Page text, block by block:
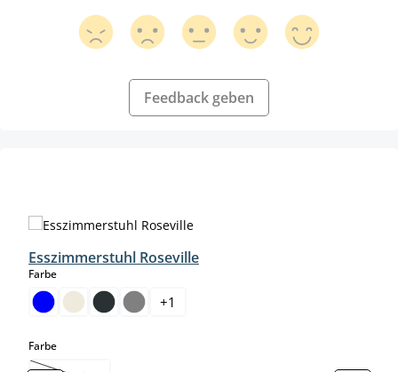
Feedback geben
Esszimmerstuhl Roseville
Farbeauswählen
+1
Farbeauswählen